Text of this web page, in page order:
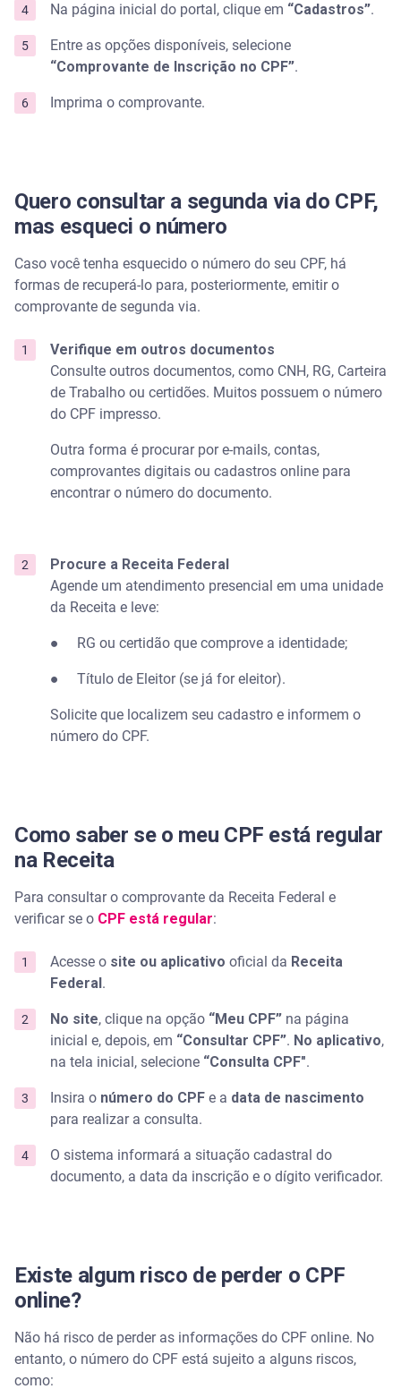
Na página inicial do portal, clique em “Cadastros”.
Entre as opções disponíveis, selecione
“Comprovante de Inscrição no CPF”.
Imprima o comprovante.
Quero consultar a segunda via do CPF,
mas esqueci o número
Caso você tenha esquecido o número do seu CPF, há
formas de recuperá-lo para, posteriormente, emitir o
comprovante de segunda via.
Verifique em outros documentos
Consulte outros documentos, como CNH, RG, Carteira
de Trabalho ou certidões. Muitos possuem o número
do CPF impresso.
Outra forma é procurar por e-mails, contas,
comprovantes digitais ou cadastros online para
encontrar o número do documento.
Procure a Receita Federal
Agende um atendimento presencial em uma unidade
da Receita e leve:
● RG ou certidão que comprove a identidade;
● Título de Eleitor (se já for eleitor).
Solicite que localizem seu cadastro e informem o
número do CPF.
Como saber se o meu CPF está regular
na Receita
Para consultar o comprovante da Receita Federal e
verificar se o CPF está regular:
Acesse o site ou aplicativo oficial da Receita
Federal .
No site, clique na opção “Meu CPF” na página
inicial e, depois, em “Consultar CPF”. No aplicativo,
na tela inicial, selecione “Consulta CPF".
Insira o número do CPF e a data de nascimento
para realizar a consulta.
O sistema informará a situação cadastral do
documento, a data da inscrição e o dígito verificador.
Existe algum risco de perder o CPF
online?
Não há risco de perder as informações do CPF online. No
entanto, o número do CPF está sujeito a alguns riscos,
como: